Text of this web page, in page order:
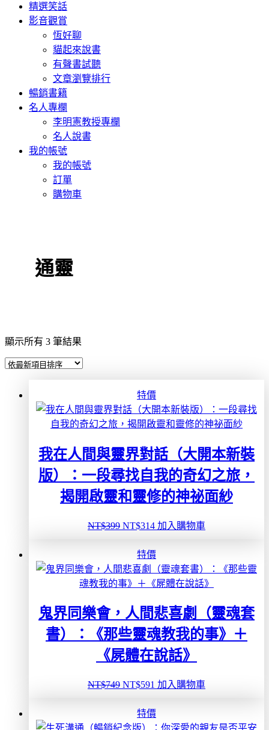
精選笑話
影音觀賞
恆好聊
貓起來說書
有聲書試聽
文章瀏覽排行
暢銷書籍
名人專欄
李明憲教授專欄
名人說書
我的帳號
我的帳號
訂單
購物車
通靈
顯示所有 3 筆結果
最
新
排
序
特價
我在人間與靈界對話（大開本新裝
版）：一段尋找自我的奇幻之旅，
揭開啟靈和靈修的神祕面紗
NT$399 原
格：
NT$399。
NT$314目
價
格：
NT$314。
加入購物車
特價
鬼界同樂會，人間悲喜劇（靈魂套
書）：《那些靈魂教我的事》＋
《屍體在說話》
NT$749 原
格：
NT$591 目
價
格：
加入購物車
特價